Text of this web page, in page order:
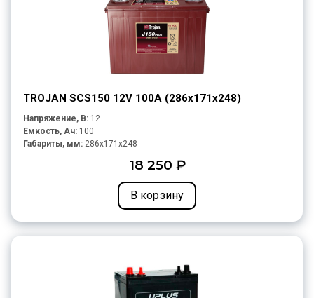
TROJAN SCS150 12V 100A (286х171х248)
Напряжение, В: 12
Емкость, Ач: 100
Габариты, мм: 286x171x248
18 250 ₽
В корзину